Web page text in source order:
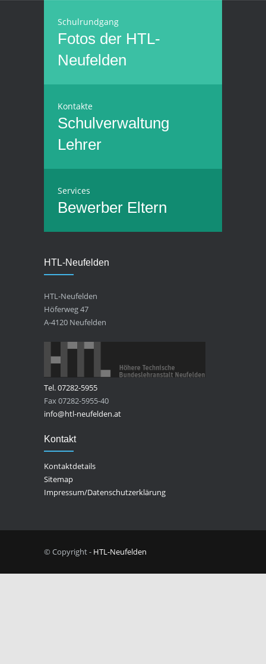
Schulrundgang
Fotos der HTL-
Neufelden
Kontakte
Schulverwaltung
Lehrer
Services
Bewerber Eltern
HTL-Neufelden
HTL-Neufelden
Höferweg 47
A-4120 Neufelden
Tel. 07282-5955
Fax 07282-5955-40
info@htl-neufelden.at
Kontakt
Kontaktdetails
Sitemap
Impressum/Datenschutzerklärung
© Copyright - HTL-Neufelden